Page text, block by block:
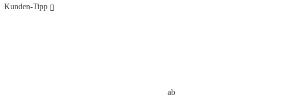
Kunden-Tipp
ab